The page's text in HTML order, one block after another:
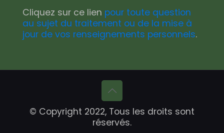
Cliquez sur ce lien pour toute question
au sujet du traitement ou de la mise à
jour de vos renseignements personnels.
© Copyright 2022, Tous les droits sont
réservés.